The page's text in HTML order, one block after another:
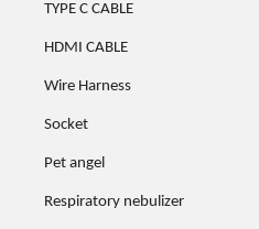
TYPE C CABLE
HDMI CABLE
Wire Harness
Socket
Pet angel
Respiratory nebulizer